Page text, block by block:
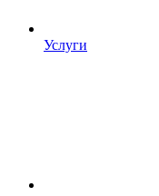
Услуги